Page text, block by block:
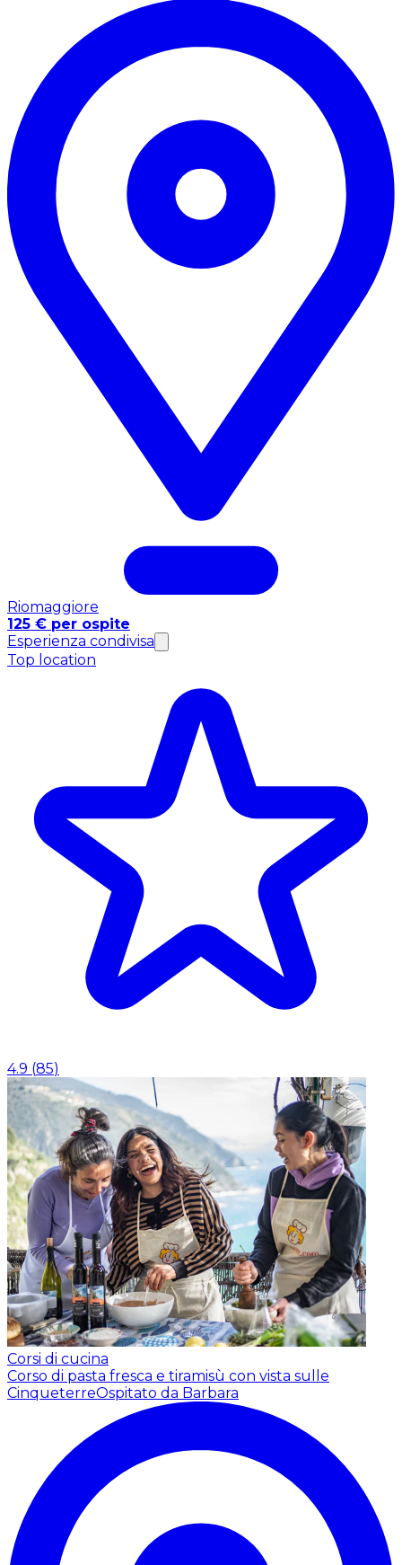
Riomaggiore
125 € per ospite
Esperienza condivisa
Top location
4.9 (85)
Corsi di cucina
Corso di pasta fresca e tiramisù con vista sulle
CinqueterreOspitato da Barbara